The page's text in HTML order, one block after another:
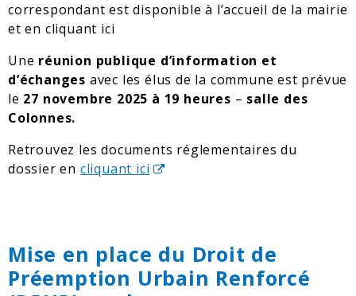
correspondant est disponible à l’accueil de la mairie
et en cliquant ici
Une réunion publique d’information et
d’échanges avec les élus de la commune est prévue
le 27 novembre 2025 à 19 heures – salle des
Colonnes.
Retrouvez les documents réglementaires du
dossier en cliquant ici
Mise en place du Droit de
Préemption Urbain Renforcé